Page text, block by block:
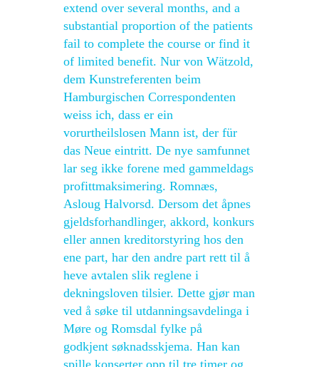
extend over several months, and a
substantial proportion of the patients
fail to complete the course or find it
of limited benefit. Nur von Wätzold,
dem Kunstreferenten beim
Hamburgischen Correspondenten
weiss ich, dass er ein
vorurtheilslosen Mann ist, der für
das Neue eintritt. De nye samfunnet
lar seg ikke forene med gammeldags
profittmaksimering. Romnæs,
Asloug Halvorsd. Dersom det åpnes
gjeldsforhandlinger, akkord, konkurs
eller annen kreditorstyring hos den
ene part, har den andre part rett til å
heve avtalen slik reglene i
dekningsloven tilsier. Dette gjør man
ved å søke til utdanningsavdelinga i
Møre og Romsdal fylke på
godkjent søknadsskjema. Han kan
spille konserter opp til tre timer og